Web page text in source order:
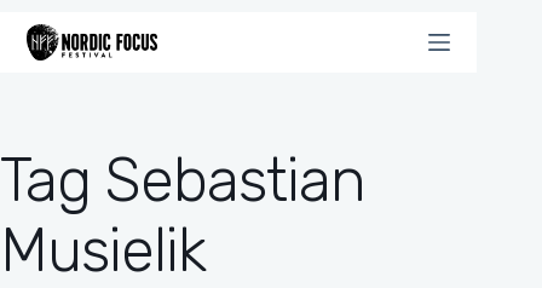
treści
Tag Sebastian
Musielik